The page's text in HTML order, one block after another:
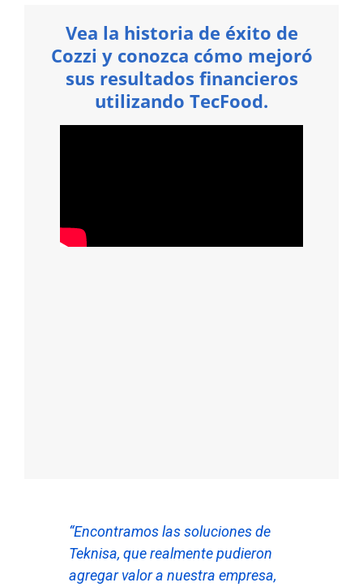
Vea la historia de éxito de
Cozzi y conozca cómo mejoró
sus resultados financieros
utilizando TecFood.
“Encontramos las soluciones de
Teknisa, que realmente pudieron
agregar valor a nuestra empresa,